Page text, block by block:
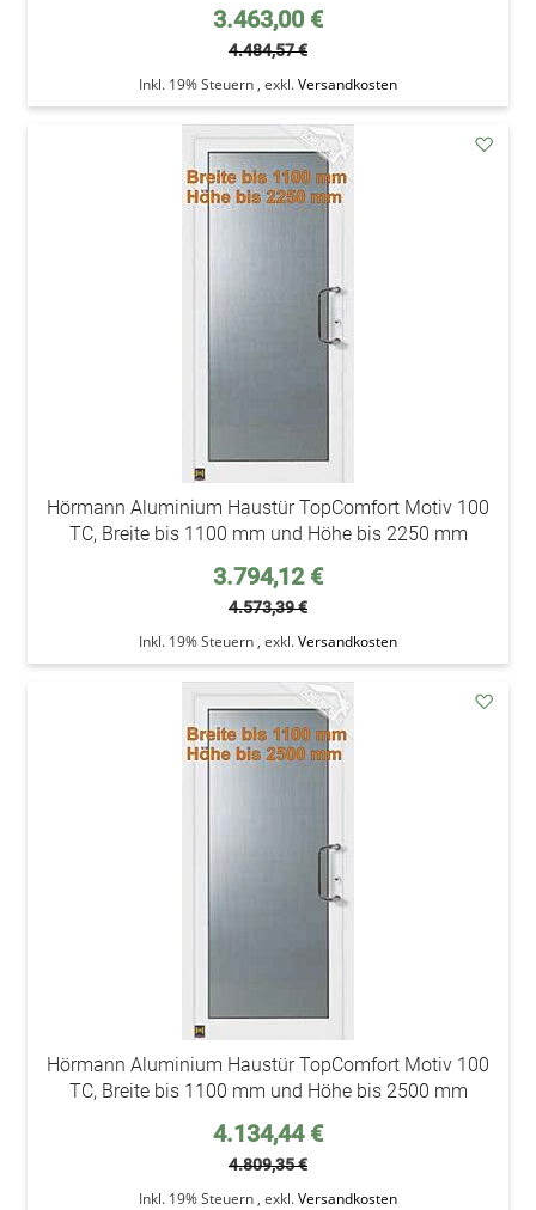
Sonderpreis
3.463,00 €
4.484,57 €
Inkl. 19% Steuern , exkl.Versandkosten
Hörmann Aluminium Haustür TopComfort Motiv 100
TC, Breite bis 1100 mm und Höhe bis 2250 mm
Sonderpreis
3.794,12 €
4.573,39 €
Inkl. 19% Steuern , exkl.Versandkosten
Hörmann Aluminium Haustür TopComfort Motiv 100
TC, Breite bis 1100 mm und Höhe bis 2500 mm
Sonderpreis
4.134,44 €
4.809,35 €
Inkl. 19% Steuern , exkl.Versandkosten